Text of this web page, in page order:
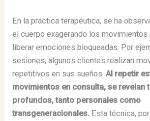
En la práctica terapéutica, se ha
el cuerpo exagerando los movimientos
liberar emociones bloqueadas. Por
sesiones, algunos clientes realizan
repetitivos en sus sueños.Al repetir
movimientos en consulta, se revelan
profundos, tanto personales como
transgeneracionales. Esta técnica,